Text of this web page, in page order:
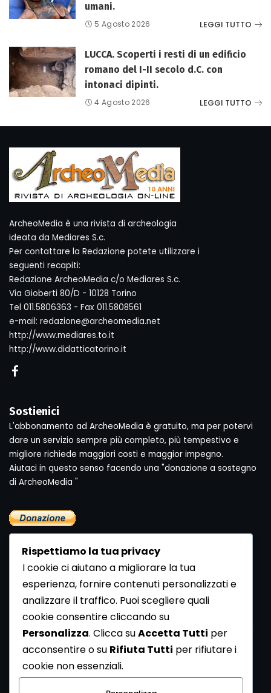
umani.
5 Agosto 2026 LEGGI TUTTO
LUCCA. Scoperti i resti di un edificio
romano del I-II secolo d.C. con
intonaci dipinti.
4 Agosto 2026 LEGGI TUTTO
ArcheoMedia è una rivista di archeologia
ideata da Mediares S.c.
Per contattare la Redazione potete utilizzare i
seguenti recapiti:
Redazione ArcheoMedia c/o Mediares S.c.
Via Gioberti 80/D - 10128 Torino
Tel 011.5806363 - Fax 011.5808561
e-mail: redazione@archeomedia.net
http://www.mediares.to.it
http://www.didatticatorino.it
Sostienici
L'abbonamento ad ArcheoMedia è gratuito, ma per potervi
dare un servizio sempre più completo, più tempestivo e
migliore richiede maggiori costi e maggior impegno.
Aiutaci in questo senso facendo una "donazione a sostegno
di ArcheoMedia "
Newsletter
Se vuoi ricevere la Rivista gratuita di archeologia realizzata
dalla Redazione di ArcheoMedia iscriviti alla nostra
Newsletter [Clicca Qui]
Con l'invio del messaggio l'utente dichiara di aver letto
Rispettiamo la tua privacy
I cookie ci aiutano a migliorare la tua
esperienza, fornire contenuti personalizzati e
analizzare il traffico. Puoi scegliere quali
cookie consentire cliccando su
Personalizza. Clicca suAccetta Tutti per
acconsentire o su Rifiuta Tutti per rifiutare i
cookie non essenziali.